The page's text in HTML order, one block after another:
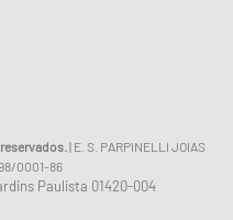
| E. S. PARPINELLI JOIAS
0001-86
Paulista 01420-004